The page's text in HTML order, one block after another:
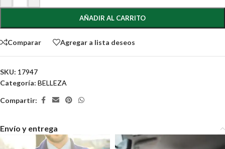
AÑADIR AL CARRITO
Comparar Agregar a lista deseos
SKU: 17947
Categoría: BELLEZA
Compartir:
Envío y entrega